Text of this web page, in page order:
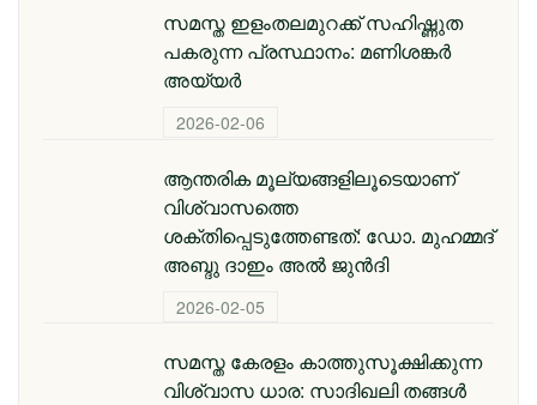
സമസ്ത ഇളംതലമുറക്ക് സഹിഷ്ണുത
പകരുന്ന പ്രസ്ഥാനം: മണിശങ്കർ
അയ്യർ
2026-02-06
ആന്തരിക മൂല്യങ്ങളിലൂടെയാണ്
വിശ്വാസത്തെ
ശക്തിപ്പെടുത്തേണ്ടത്: ഡോ. മുഹമ്മദ്
അബ്ദു ദാഇം അല്‍ ജുന്‍ദി
2026-02-05
സമസ്ത കേരളം കാത്തുസൂക്ഷിക്കുന്ന
വിശ്വാസ ധാര: സാദിഖലി തങ്ങൾ